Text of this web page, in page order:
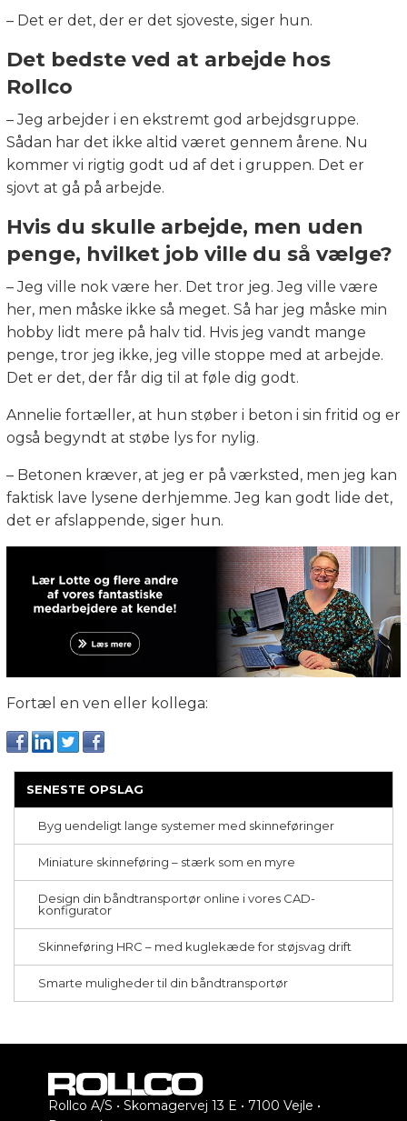
– Det er det, der er det sjoveste, siger hun.
Det bedste ved at arbejde hos
Rollco
– Jeg arbejder i en ekstremt god arbejdsgruppe.
Sådan har det ikke altid været gennem årene. Nu
kommer vi rigtig godt ud af det i gruppen. Det er
sjovt at gå på arbejde.
Hvis du skulle arbejde, men uden
penge, hvilket job ville du så vælge?
– Jeg ville nok være her. Det tror jeg. Jeg ville være
her, men måske ikke så meget. Så har jeg måske min
hobby lidt mere på halv tid. Hvis jeg vandt mange
penge, tror jeg ikke, jeg ville stoppe med at arbejde.
Det er det, der får dig til at føle dig godt.
Annelie fortæller, at hun støber i beton i sin fritid og er
også begyndt at støbe lys for nylig.
– Betonen kræver, at jeg er på værksted, men jeg kan
faktisk lave lysene derhjemme. Jeg kan godt lide det,
det er afslappende, siger hun.
Fortæl en ven eller kollega:
SENESTE OPSLAG
Byg uendeligt lange systemer med skinneføringer
Miniature skinneføring – stærk som en myre
Design din båndtransportør online i vores CAD-
konfigurator
Skinneføring HRC – med kuglekæde for støjsvag drift
Smarte muligheder til din båndtransportør
Rollco A/S • Skomagervej 13 E • 7100 Vejle •